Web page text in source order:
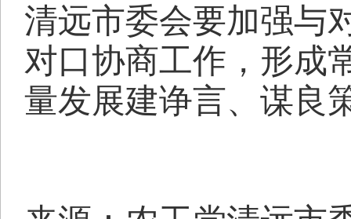
清远市委会要加强与
对口协商工作，形成
量发展建诤言、谋良